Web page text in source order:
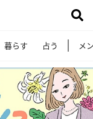
暮らす 占う メ